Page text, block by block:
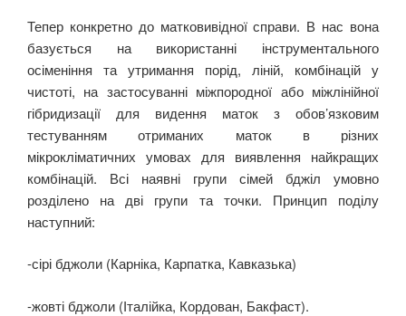
Тепер конкретно до матковивідної справи. В нас вона
базується на використанні інструментального
осіменіння та утримання порід, ліній, комбінацій у
чистоті, на застосуванні міжпородної або міжлінійної
гібридизації для видення маток з обов’язковим
тестуванням отриманих маток в різних
мікрокліматичних умовах для виявлення найкращих
комбінацій. Всі наявні групи сімей бджіл умовно
розділено на дві групи та точки. Принцип поділу
наступний:
-сірі бджоли (Карніка, Карпатка, Кавказька)
-жовті бджоли (Італійка, Кордован, Бакфаст).